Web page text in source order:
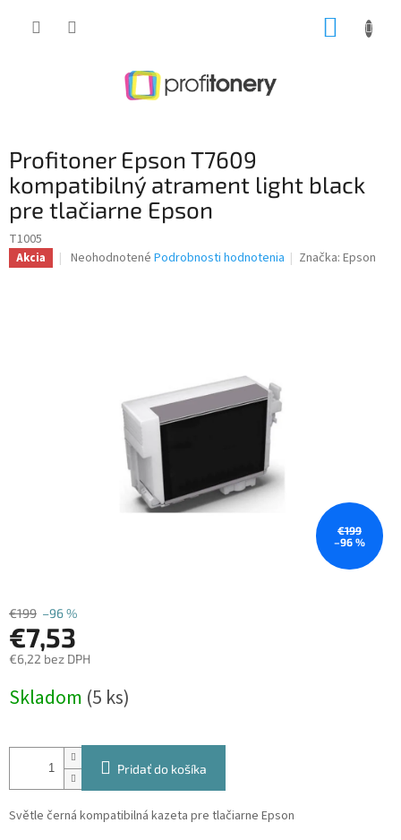
Profitoner Epson T7609
kompatibilný atrament light black
pre tlačiarne Epson
T1005
Akcia
Priemerné
Neohodnotené Podrobnosti hodnotenia Značka:Epson
€199
–96 %
€199 –96 %
€7,53
€6,22 bez DPH
cena:
Skladom (5 ks)
Pridať do košíka
Světle černá kompatibilná kazeta pre tlačiarne Epson